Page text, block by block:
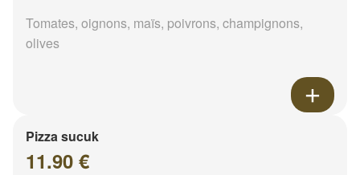
Tomates, oignons, maïs, poivrons, champignons,
olives
Pizza sucuk
11.90 €